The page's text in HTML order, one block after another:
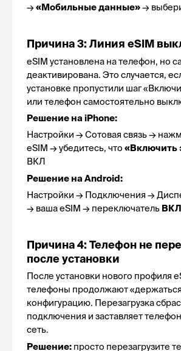
→ «Мобильные данные» →
Причина 3: Линия eSIM
eSIM установлена на телефон, но
деактивирована. Это случается,
установке пропустили шаг
или телефон самостоятельно
Решение на iPhone:
Настройки → Сотовая связь →
eSIM → убедитесь, что «Включить
ВКЛ
Решение на Android:
Настройки → Подключения →
→ ваша eSIM → переключатель ВКЛ
Причина 4: Телефон не
после установки
После установки нового профиля
телефоны продолжают
конфигурацию. Перезагрузка
подключения и заставляет
сеть.
Решение: просто перезагрузите